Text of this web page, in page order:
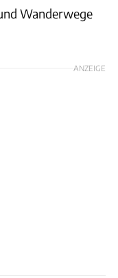
Wanderwege
ANZEIGE